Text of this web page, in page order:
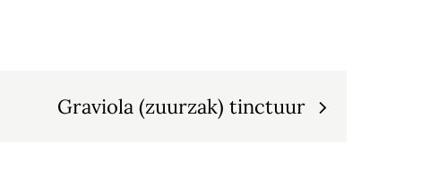
Graviola (zuurzak) tinctuur